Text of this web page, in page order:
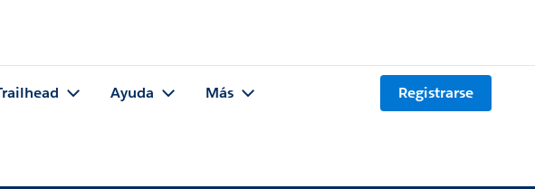
Ayuda Más Registrarse